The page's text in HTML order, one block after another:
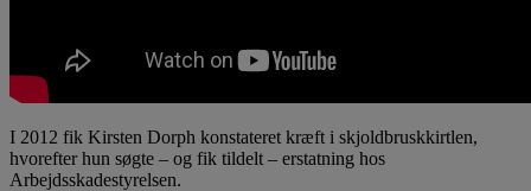
I 2012 fik Kirsten Dorph konstateret kræft i skjoldbruskkirtlen,
hvorefter hun søgte – og fik tildelt – erstatning hos
Arbejdsskadestyrelsen.